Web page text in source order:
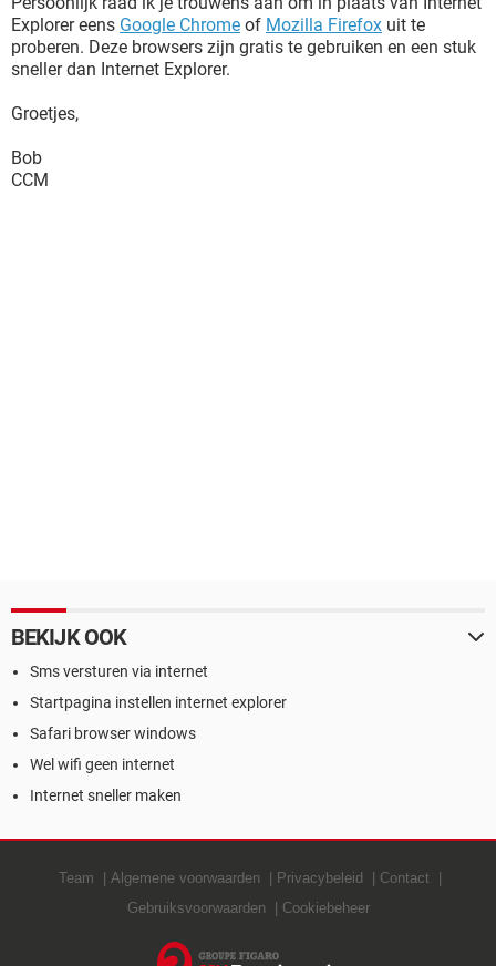
Explorer eens Google Chrome of Mozilla Firefox uit te
proberen. Deze browsers zijn gratis te gebruiken en een stuk
sneller dan Internet Explorer.
Groetjes,
Bob
CCM
BEKIJK OOK
Sms versturen via internet
Startpagina instellen internet explorer
Safari browser windows
Wel wifi geen internet
Internet sneller maken
Team Algemene voorwaarden Privacybeleid
Contact
Gebruiksvoorwaarden
Cookiebeheer